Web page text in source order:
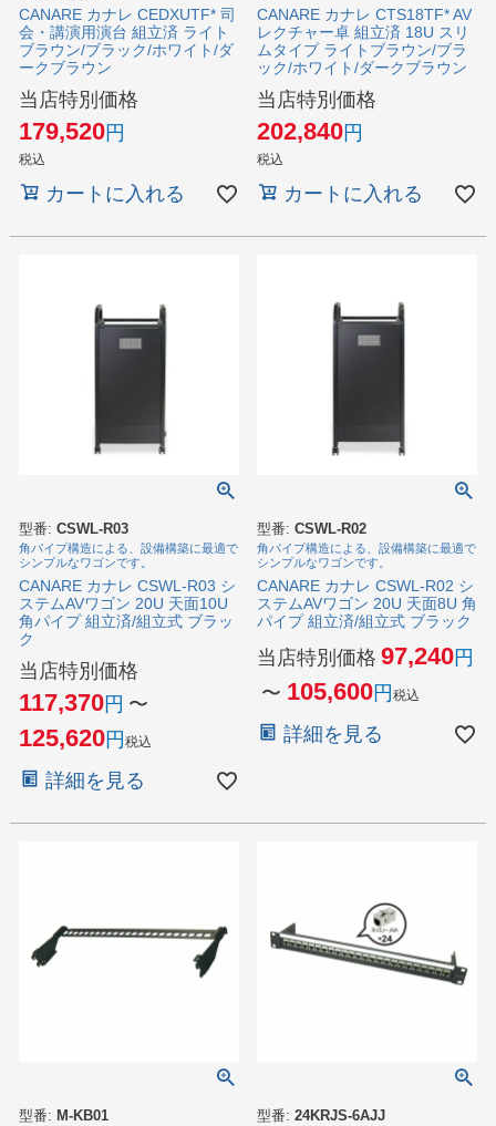
CANARE カナレ CEDXUTF* 司
会・講演用演台 組立済 ライト
ブラウン/ブラック/ホワイト/ダ
ークブラウン
当店特別価格
179,520
税込
カートに入れる
CANARE カナレ CTS18TF* AV
レクチャー卓 組立済 18U スリ
ムタイプ ライトブラウン/ブラ
ック/ホワイト/ダークブラウン
当店特別価格
202,840
税込
カートに入れる
型番: CSWL-R03
角パイプ構造による、設備構築に最適で
シンプルなワゴンです。
CANARE カナレ CSWL-R03 シ
ステムAVワゴン 20U 天面10U
角パイプ 組立済/組立式 ブラッ
ク
当店特別価格
117,370 〜
125,620 税込
詳細を見る
型番: CSWL-R02
角パイプ構造による、設備構築に最適で
シンプルなワゴンです。
CANARE カナレ CSWL-R02 シ
ステムAVワゴン 20U 天面8U 角
パイプ 組立済/組立式 ブラック
当店特別価格 97,240
〜 105,600 税込
詳細を見る
型番: M-KB01 型番: 24KRJS-6AJJ